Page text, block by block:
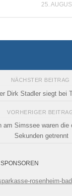
25.
NÄCHSTER BEITRAG
Dirk Stadler siegt bei
VORHERIGER
am Simssee waren die
Sekunden getrennt